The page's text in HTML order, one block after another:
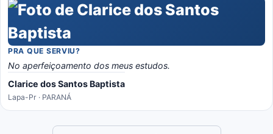
PRA QUE SERVIU?
No aperfeiçoamento dos meus estudos.
Clarice dos Santos Baptista
Lapa-Pr · PARANÁ